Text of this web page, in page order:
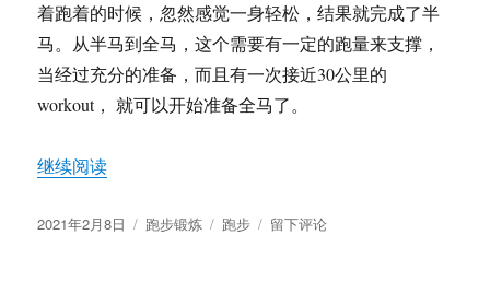
着跑着的时候，忽然感觉一身轻松，结果就完成了半
马。从半马到全马，这个需要有一定的跑量来支撑，
当经过充分的准备，而且有一次接近30公里的
workout， 就可以开始准备全马了。
继续阅读“跑了一万公里之后”
发
2021年2月8日
分
跑步锻炼
标
跑步
于
留下评论